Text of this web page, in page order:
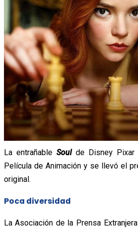
La entrañable Soulde Disney Pixar
Película de Animación y se llevó el
original.
Poca diversidad
La Asociación de la Prensa